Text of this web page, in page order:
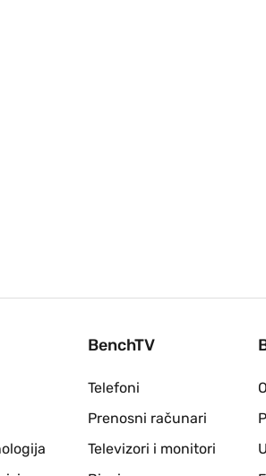
BenchTV
Telefoni
Prenosni računari
Televizori i monitori